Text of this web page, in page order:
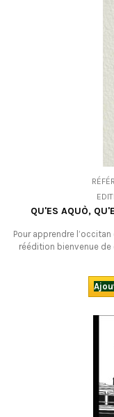
QU'ES AQUÒ,
Pour apprendre
réédition bienvenue de
200 devinettes de
l’imagination de